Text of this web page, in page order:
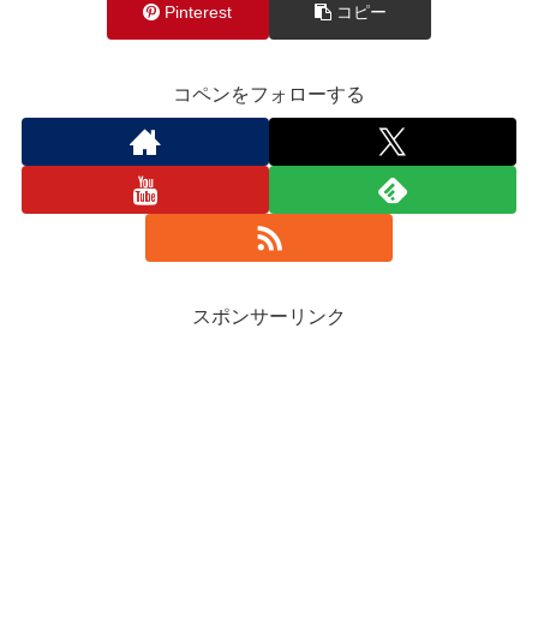
Pinterest コピー
コペンをフォローする
スポンサーリンク